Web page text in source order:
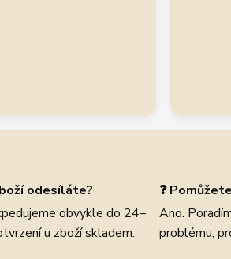
odesíláte?
obvykle do 24–
u zboží skladem.
❓
Ano.
problému,